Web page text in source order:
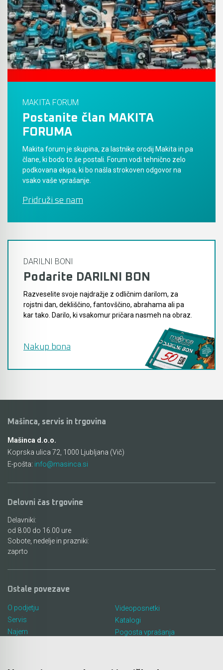
MAKITA FORUM
Postanite član MAKITA
FORUMA
Makita forum je skupina, za lastnike orodij Makita in pa
člane, ki bodo to še postali. Forum vodi tehnično zelo
podkovana ekipa, ki bo našla strokoven odgovor na
vsako vaše vprašanje.
Pridruži se nam
DARILNI BONI
Podarite DARILNI BON
Razveselite svoje najdražje z odličnim darilom, za
rojstni dan, dekliščino, fantovščino, abrahama ali pa
kar tako. Darilo, ki vsakomur pričara nasmeh na obraz.
Nakup bona
Mašinca, servis in trgovina
Mašinca d.o.o.
Koprska ulica 72, 1000 Ljubljana (Vič)
E-pošta: info@masinca.si
Delovni čas trgovine
Delavniki:
od 8.00 do 16.00 ure
Sobote, nedelje in prazniki:
zaprto
Ostale povezave
O podjetju
Servis
Najem
Videoposnetki
Katalogi
Pogosta vprašanja
Akumulatorski vezalci in rezalniki armature &
navojnih palic
Akumulatorska mikrovalovna pečica